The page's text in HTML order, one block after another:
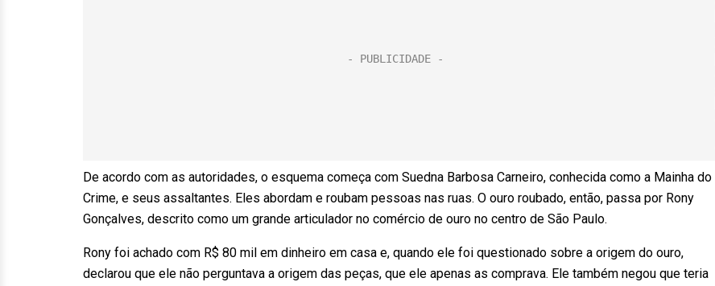
De acordo com as autoridades, o esquema começa com Suedna Barbosa Carneiro, conhecida como a Mainha do
Crime, e seus assaltantes. Eles abordam e roubam pessoas nas ruas. O ouro roubado, então, passa por Rony
Gonçalves, descrito como um grande articulador no comércio de ouro no centro de São Paulo.
Rony foi achado com R$ 80 mil em dinheiro em casa e, quando ele foi questionado sobre a origem do ouro,
declarou que ele não perguntava a origem das peças, que ele apenas as comprava. Ele também negou que teria